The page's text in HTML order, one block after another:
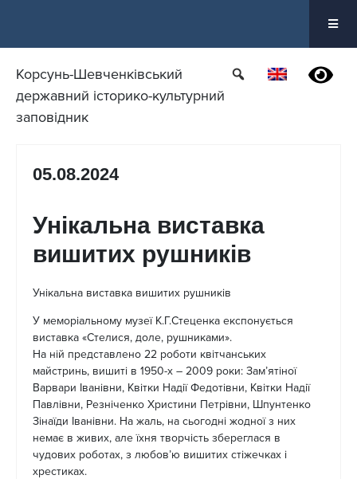
Корсунь-Шевченківський
державний історико-культурний
заповідник
05.08.2024
Унікальна виставка
вишитих рушників
Унікальна виставка вишитих рушників
У меморіальному музеї К.Г.Стеценка експонується
виставка «Стелися, доле, рушниками».
На ній представлено 22 роботи квітчанських
майстринь, вишиті в 1950-х – 2009 роки: Зам’ятіної
Варвари Іванівни, Квітки Надії Федотівни, Квітки Надії
Павлівни, Резніченко Христини Петрівни, Шпунтенко
Зінаїди Іванівни. На жаль, на сьогодні жодної з них
немає в живих, але їхня творчість збереглася в
чудових роботах, з любов’ю вишитих стіжечках і
хрестиках.